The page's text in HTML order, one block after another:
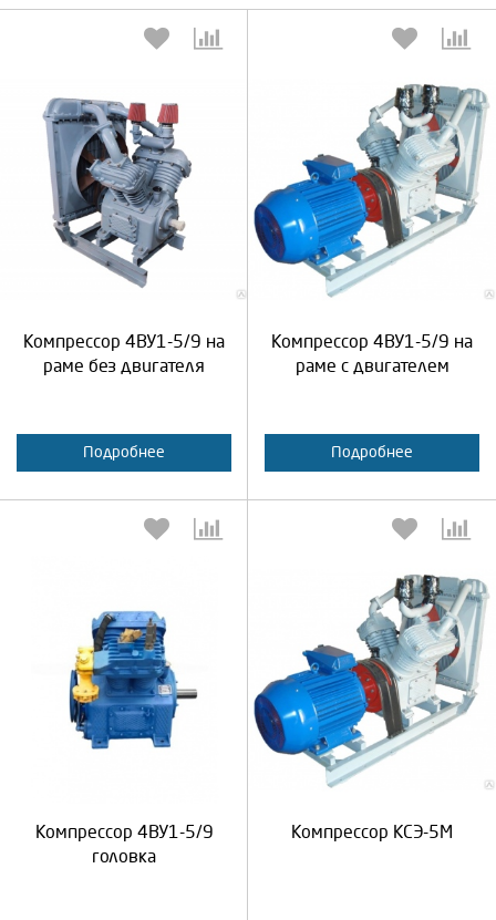
Компрессор 4ВУ1-5/9 на
раме без двигателя
Подробнее
Выберите количество:
Компрессор 4ВУ1-5/9 на
раме с двигателем
Подробнее
Выберите количество:
Продолжить
Компрессор 4ВУ1-5/9
головка
Выберите количество:
Компрессор КСЭ-5М
Выберите количество:
Продолжить